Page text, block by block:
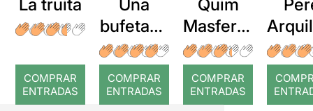
La truita
COMPRAR
ENTRADAS
Una
bufetada
a temps
COMPRAR
ENTRADAS
Quim
Masferre
r: Temps
COMPRAR
ENTRADAS
: